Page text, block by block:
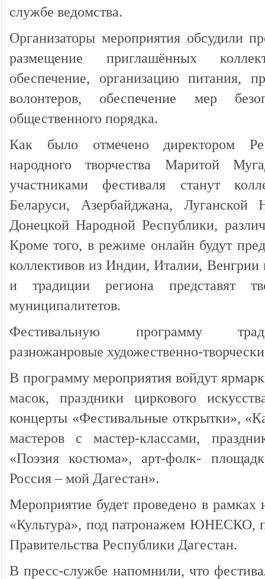
службе ведомства.
Организаторы мероприятия обсудили
размещение приглашённых
обеспечение, организацию питания,
волонтеров, обеспечение мер
общественного порядка.
Как было отмечено директором
народного творчества Маритой
участниками фестиваля станут
Беларуси, Азербайджана, Луганской
Донецкой Народной Республики,
Кроме того, в режиме онлайн будут
коллективов из Индии, Италии, Венгрии
и традиции региона представят
муниципалитетов.
Фестивальную программу
разножанровые художественно-
В программу мероприятия войдут
масок, праздники циркового
концерты «Фестивальные открытки»,
мастеров с мастер-классами,
«Поэзия костюма», арт-фолк-
Россия – мой Дагестан».
Мероприятие будет проведено в рамках
«Культура», под патронажем ЮНЕСКО,
Правительства Республики Дагестан.
В пресс-службе напомнили, что